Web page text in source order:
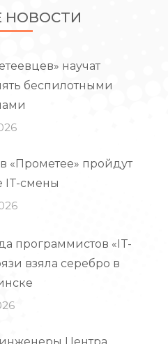
НОВОСТИ
научат
беспилотными
«Прометее» пройдут
IT-смены
программистов «IT-
взяла серебро в